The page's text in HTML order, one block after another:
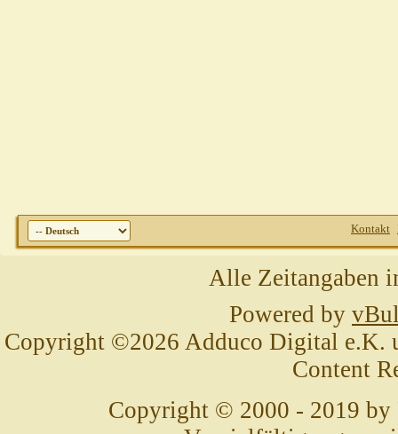
Kontakt
Alle Zeitangaben
Powered by
Copyright ©2026 Adduco Digital e.K.
Content
Copyright © 2000 - 2019 by